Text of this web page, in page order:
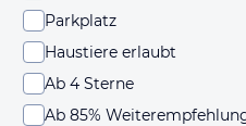
Parkplatz
Haustiere erlaubt
Ab 4 Sterne
Ab 85%